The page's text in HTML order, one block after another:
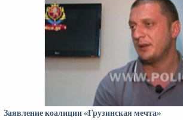
Заявление коалиции «Грузинская мечта»